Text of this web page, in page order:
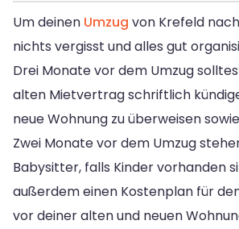
Um deinen Umzug von Krefeld
nichts vergisst und alles gut
Drei Monate vor dem Umzug
alten Mietvertrag schriftlich
neue Wohnung zu überweisen
Zwei Monate vor dem Umzug
Babysitter, falls Kinder vorhanden
außerdem einen Kostenplan für
vor deiner alten und neuen